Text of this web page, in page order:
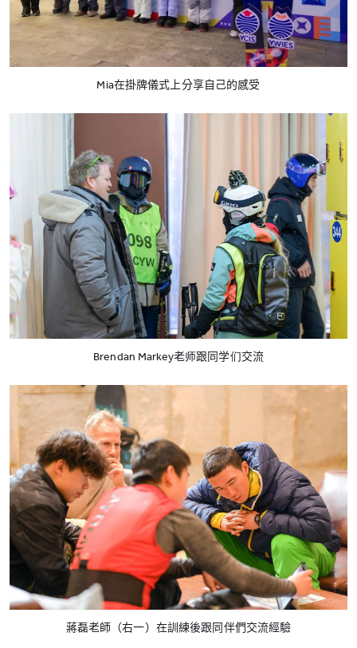
Mia在掛牌儀式上分享自己的感受
Brendan Markey老师跟同学们交流
蔣磊老師（右一）在訓練後跟同伴們交流經驗